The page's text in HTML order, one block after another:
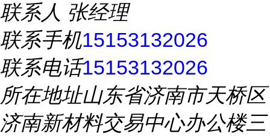
联系人 张经理
联系手机15153132026
联系电话15153132026
所在地址山东省济南市天桥区
济南新材料交易中心办公楼三